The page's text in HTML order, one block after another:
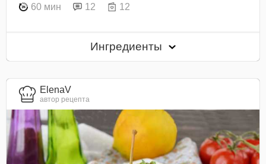
60 мин 12 12
Ингредиенты
ElenaV
автор рецепта